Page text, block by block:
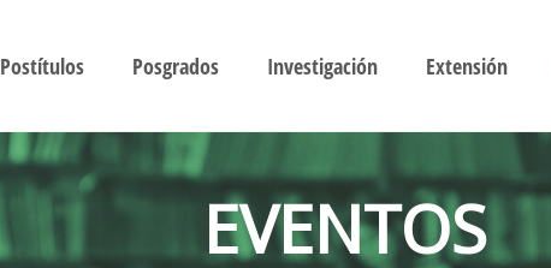
Postítulos Posgrados Investigación Extensión
EVENTOS